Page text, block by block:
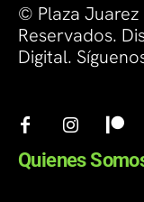
© Plaza Juarez
Reservados.
Digital.
Quienes